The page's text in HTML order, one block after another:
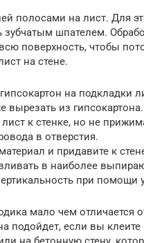
полосами на лист. Для
зубчатым шпателем.
поверхность, чтобы
на стене.
на подкладки
вырезать из гипсокартона.
к стенке, но не
в отверстия.
и придавите к
в наиболее
при помощи
мало чем отличается
подойдет, если вы клеите